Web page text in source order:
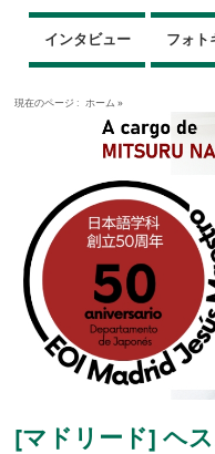
インタビュー フォト
現在のページ : ホーム »
[マドリード] ヘ